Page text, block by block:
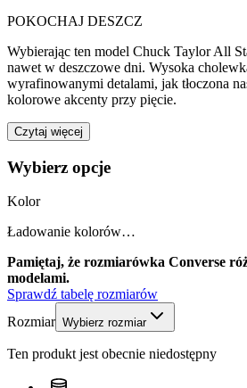
POKOCHAJ DESZCZ
Wybierając ten model Chuck Taylor All
nawet w deszczowe dni. Wysoka
wyrafinowanymi detalami, jak tłoczona
kolorowe akcenty przy pięcie.
Czytaj więcej
Wybierz opcje
Kolor
Ładowanie kolorów…
Pamiętaj, że rozmiarówka Converse
modelami.
Sprawdź tabelę rozmiarów
Rozmiar Wybierz rozmiar
Ten produkt jest obecnie niedostępny